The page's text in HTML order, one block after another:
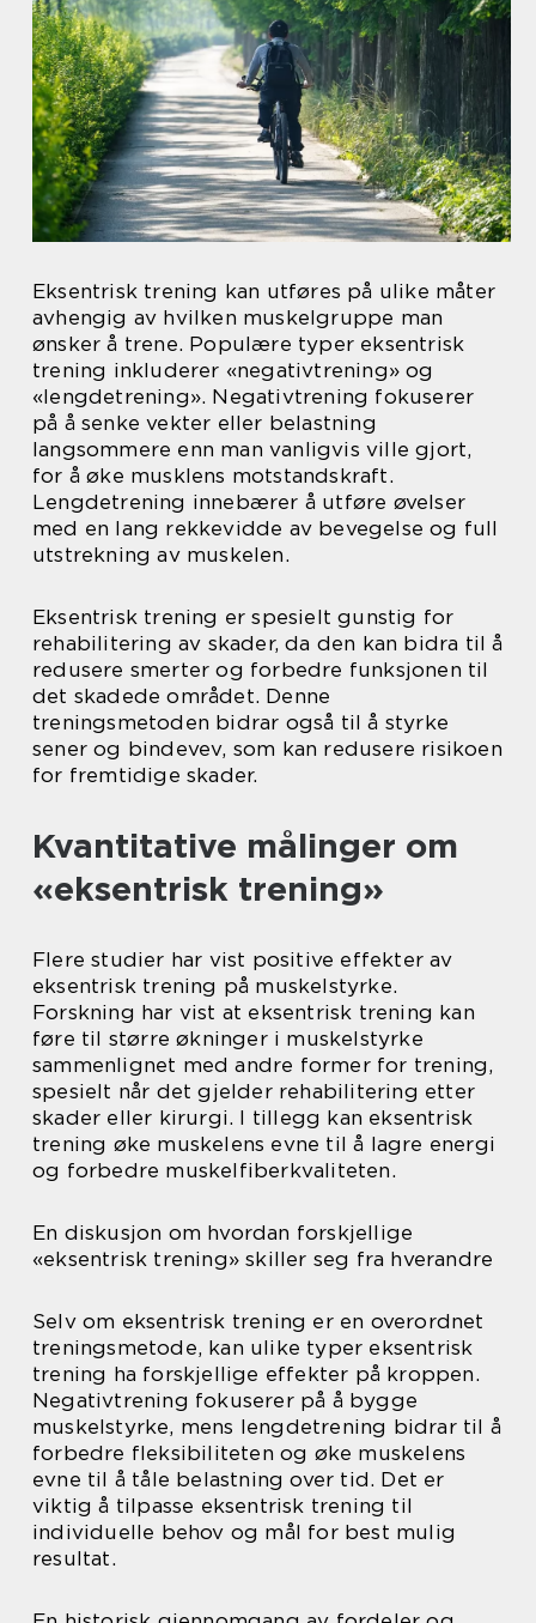
Eksentrisk trening kan utføres på ulike måter
avhengig av hvilken muskelgruppe man
ønsker å trene. Populære typer eksentrisk
trening inkluderer «negativtrening» og
«lengdetrening». Negativtrening fokuserer
på å senke vekter eller belastning
langsommere enn man vanligvis ville gjort,
for å øke musklens motstandskraft.
Lengdetrening innebærer å utføre øvelser
med en lang rekkevidde av bevegelse og full
utstrekning av muskelen.
Eksentrisk trening er spesielt gunstig for
rehabilitering av skader, da den kan bidra til å
redusere smerter og forbedre funksjonen til
det skadede området. Denne
treningsmetoden bidrar også til å styrke
sener og bindevev, som kan redusere risikoen
for fremtidige skader.
Kvantitative målinger om
«eksentrisk trening»
Flere studier har vist positive effekter av
eksentrisk trening på muskelstyrke.
Forskning har vist at eksentrisk trening kan
føre til større økninger i muskelstyrke
sammenlignet med andre former for trening,
spesielt når det gjelder rehabilitering etter
skader eller kirurgi. I tillegg kan eksentrisk
trening øke muskelens evne til å lagre energi
og forbedre muskelfiberkvaliteten.
En diskusjon om hvordan forskjellige
«eksentrisk trening» skiller seg fra hverandre
Selv om eksentrisk trening er en overordnet
treningsmetode, kan ulike typer eksentrisk
trening ha forskjellige effekter på kroppen.
Negativtrening fokuserer på å bygge
muskelstyrke, mens lengdetrening bidrar til å
forbedre fleksibiliteten og øke muskelens
evne til å tåle belastning over tid. Det er
viktig å tilpasse eksentrisk trening til
individuelle behov og mål for best mulig
resultat.